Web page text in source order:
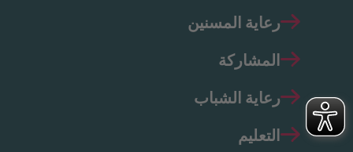
رعاية المسنين
المشاركة
رعاية الشباب
التعليم